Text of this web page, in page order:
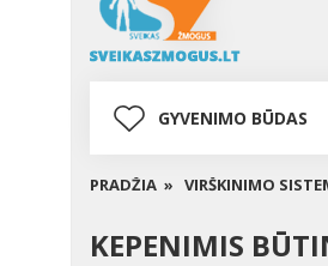
GYVENIMO BŪDAS
PRADŽIA » VIRŠKINIMO
KEPENIMIS